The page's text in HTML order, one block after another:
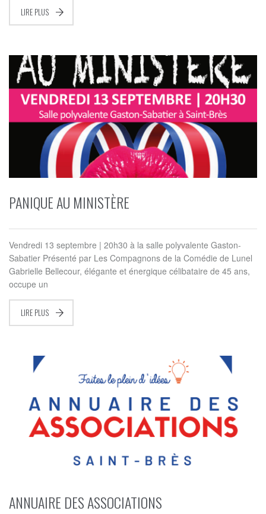
LIRE PLUS
PANIQUE AU MINISTÈRE
Vendredi 13 septembre | 20h30 à la salle polyvalente Gaston-
Sabatier Présenté par Les Compagnons de la Comédie de Lunel
Gabrielle Bellecour, élégante et énergique célibataire de 45 ans,
occupe un
LIRE PLUS
ANNUAIRE DES ASSOCIATIONS